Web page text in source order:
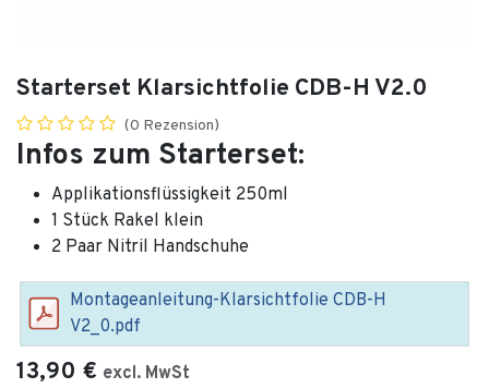
Starterset Klarsichtfolie CDB-H V2.0
(0 Rezension)
Infos zum Starterset:
Applikationsflüssigkeit 250ml
1 Stück Rakel klein
2 Paar Nitril Handschuhe
Montageanleitung-Klarsichtfolie CDB-H
V2_0.pdf
13,90 € excl. MwSt